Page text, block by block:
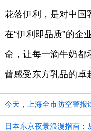
花落伊利，是对中国
在“伊利即品质”的企
命，让每一滴牛奶都
蕾感受东方乳品的卓
日本东京夜景浪漫指南：